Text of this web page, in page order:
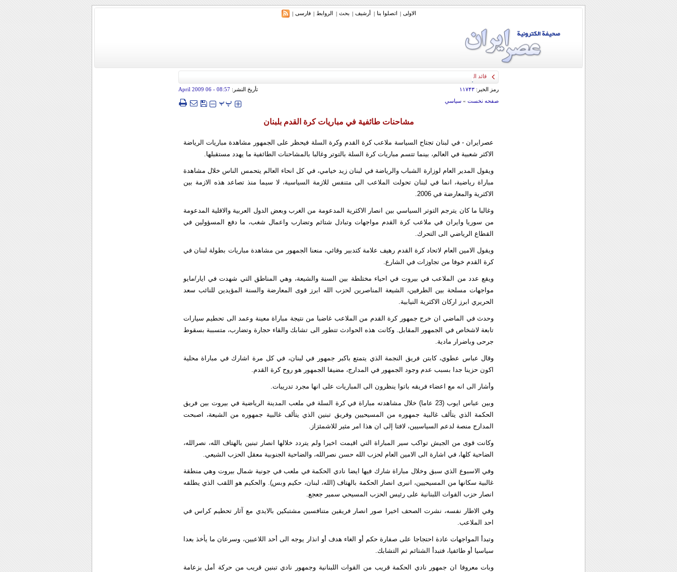
الاولی | اتصلوا بنا | أرشیف | بحث | الروابط | فارسی |
قائد الحرس الثوري: إيران ستدمر أمريكا وإسرائيل والسعودية إذا تجاوزت خطوط طهران الحمراء
رمز الخبر: ۱۱۷۴۳ تأريخ النشر:08:57
- 06 April 2009
صفحه نخست» سياسي ‍‍‍ پپ
مشاحنات طائفية في مباريات كرة القدم بلبنان
عصرایران - في لبنان تجتاح السياسة ملاعب كرة القدم وكرة السلة فيحظر على الجمهور مشاهدة مباريات الرياضة
الاكثر شعبية في العالم، بينما تتسم مباريات كرة السلة بالتوتر وغالبا بالمشاحنات الطائفية ما يهدد مستقبلها.
ويقول المدير العام لوزارة الشباب والرياضة في لبنان زيد خيامي، في كل انحاء العالم يتحمس الناس خلال مشاهدة
مباراة رياضية، انما في لبنان تحولت الملاعب الى متنفس للازمة السياسية، لا سيما منذ تصاعد هذه الازمة بين
الاكثرية والمعارضة في 2006.
وغالبا ما كان يترجم التوتر السياسي بين انصار الاكثرية المدعومة من الغرب وبعض الدول العربية والاقلية المدعومة
من سوريا وايران في ملاعب كرة القدم مواجهات وتبادل شتائم وتضارب واعمال شغب، ما دفع المسؤولين في
القطاع الرياضي الى التحرك.
ويقول الامين العام لاتحاد كرة القدم رهيف علامة كتدبير وقائي، منعنا الجمهور من مشاهدة مباريات بطولة لبنان في
كرة القدم خوفا من تجاوزات في الشارع.
ويقع عدد من الملاعب في بيروت في احياء مختلطة بين السنة والشيعة، وهي المناطق التي شهدت في ايار/مايو
مواجهات مسلحة بين الطرفين، الشيعة المناصرين لحزب الله ابرز قوى المعارضة والسنة المؤيدين للنائب سعد
الحريري ابرز اركان الاكثرية النيابية.
وحدث في الماضي ان خرج جمهور كرة القدم من الملاعب غاضبا من نتيجة مباراة معينة وعمد الى تحطيم سيارات
تابعة لاشخاص في الجمهور المقابل. وكانت هذه الحوادث تتطور الى تشابك والقاء حجارة وتضارب، متسببة بسقوط
جرحى وباضرار مادية.
وقال عباس عطوي، كابتن فريق النجمة الذي يتمتع باكبر جمهور في لبنان، في كل مرة اشارك في مباراة محلية
اكون حزينا جدا بسبب عدم وجود الجمهور في المدارج، مضيفا الجمهور هو روح كرة القدم.
وأشار الى انه مع اعضاء فريقه باتوا ينظرون الى المباريات على انها مجرد تدريبات.
وبين عباس ايوب (23 عاما) خلال مشاهدته مباراة في كرة السلة في ملعب المدينة الرياضية في بيروت بين فريق
الحكمة الذي يتألف غالبية جمهوره من المسيحيين وفريق تبنين الذي يتألف غالبية جمهوره من الشيعة، اصبحت
المدارج منصة لدعم السياسيين، لافتا إلى ان هذا امر مثير للاشمئزاز.
وكانت قوى من الجيش تواكب سير المباراة التي اقيمت اخيرا ولم يتردد خلالها انصار تبنين بالهتاف الله، نصرالله،
الضاحية كلها، في اشارة الى الامين العام لحزب الله حسن نصرالله، والضاحية الجنوبية معقل الحزب الشيعي.
وفي الاسبوع الذي سبق وخلال مباراة شارك فيها ايضا نادي الحكمة في ملعب في جونية شمال بيروت وهي منطقة
غالبية سكانها من المسيحيين، انبرى انصار الحكمة بالهتاف (الله، لبنان، حكيم وبس). والحكيم هو اللقب الذي يطلقه
انصار حزب القوات اللبنانية على رئيس الحزب المسيحي سمير جعجع.
وفي الاطار نفسه، نشرت الصحف اخيرا صور انصار فريقين متنافسين مشتبكين بالايدي مع آثار تحطيم كراس في
احد الملاعب.
وتبدأ المواجهات عادة احتجاجا على صفارة حكم أو الغاء هدف أو انذار يوجه الى أحد اللاعبين، وسرعان ما يأخذ بعدا
سياسيا أو طائفيا، فتبدأ الشتائم ثم التشابك.
وبات معروفا ان جمهور نادي الحكمة قريب من القوات اللبنانية وجمهور نادي تبنين قريب من حركة أمل بزعامة